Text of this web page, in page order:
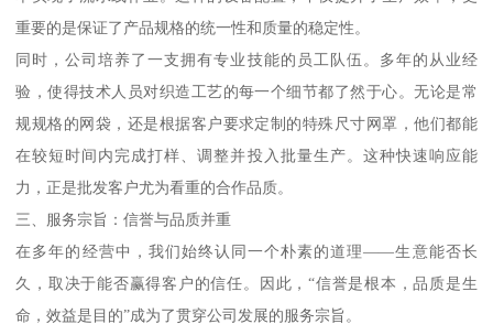
重要的是保证了产品规格的统一性和质量的稳定性。
同时，公司培养了一支拥有专业技能的员工队伍。多年的从业经
验，使得技术人员对织造工艺的每一个细节都了然于心。无论是常
规规格的网袋，还是根据客户要求定制的特殊尺寸网罩，他们都能
在较短时间内完成打样、调整并投入批量生产。这种快速响应能
力，正是批发客户尤为看重的合作品质。
三、服务宗旨：信誉与品质并重
在多年的经营中，我们始终认同一个朴素的道理——生意能否长
久，取决于能否赢得客户的信任。因此，“信誉是根本，品质是生
命，效益是目的”成为了贯穿公司发展的服务宗旨。